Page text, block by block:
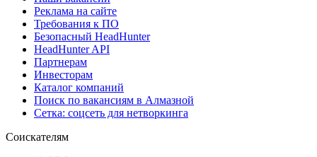
Реклама на сайте
Требования к ПО
Безопасный HeadHunter
HeadHunter API
Партнерам
Инвесторам
Каталог компаний
Поиск по вакансиям в Алмазной
Сетка: соцсеть для нетворкинга
Соискателям